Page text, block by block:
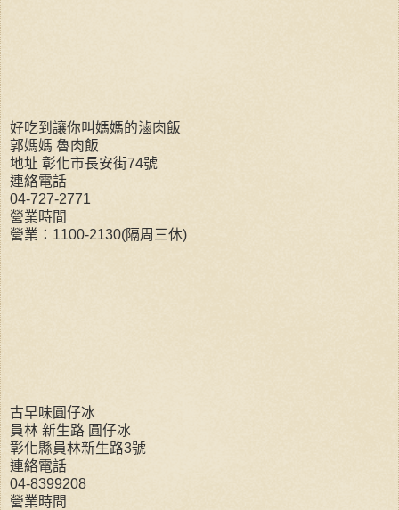
好吃到讓你叫媽媽的滷肉飯
郭媽媽 魯肉飯
地址 彰化市長安街74號
連絡電話
04-727-2771
營業時間
營業：1100-2130(隔周三休)
古早味圓仔冰
員林 新生路 圓仔冰
彰化縣員林新生路3號
連絡電話
04-8399208
營業時間